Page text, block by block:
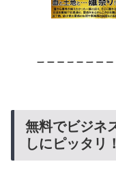
無料でビジネ
しにピッタリ！